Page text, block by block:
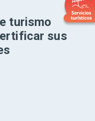
turismo
sus